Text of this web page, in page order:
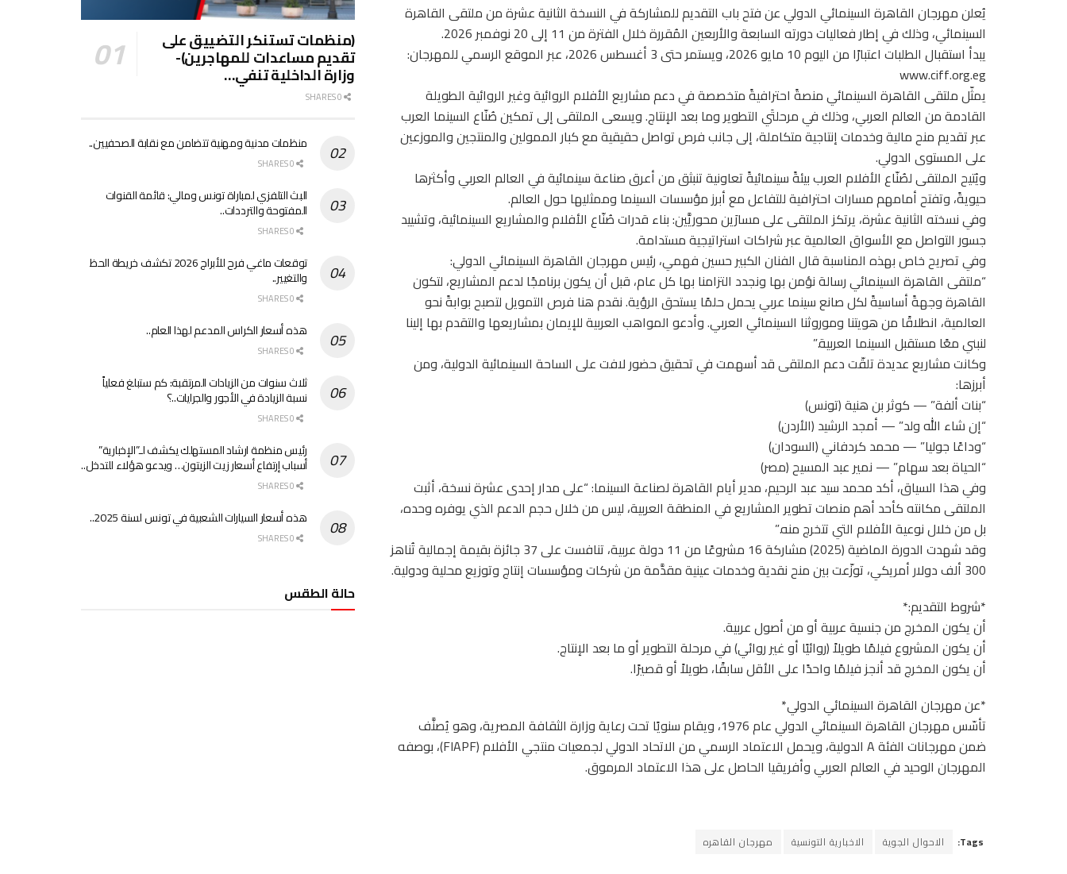
يُعلن مهرجان القاهرة السينمائي الدولي عن فتح باب التقديم للمشاركة في النسخة الثانية عشرة من ملتقى القاهرة
السينمائي، وذلك في إطار فعاليات دورته السابعة والأربعين المُقررة خلال الفترة من 11 إلى 20 نوفمبر 2026.
يبدأ استقبال الطلبات اعتبارًا من اليوم 10 مايو 2026، ويستمر حتى 3 أغسطس 2026، عبر الموقع الرسمي للمهرجان:
www.ciff.org.eg
يمثّل ملتقى القاهرة السينمائي منصةً احترافيةً متخصصة في دعم مشاريع الأفلام الروائية وغير الروائية الطويلة
القادمة من العالم العربي، وذلك في مرحلتَي التطوير وما بعد الإنتاج. ويسعى الملتقى إلى تمكين صُنّاع السينما العرب
عبر تقديم منح مالية وخدمات إنتاجية متكاملة، إلى جانب فرص تواصل حقيقية مع كبار الممولين والمنتجين والموزعين
على المستوى الدولي.
ويُتيح الملتقى لصُنّاع الأفلام العرب بيئةً سينمائيةً تعاونية تنبثق من أعرق صناعة سينمائية في العالم العربي وأكثرها
حيويةً، وتفتح أمامهم مسارات احترافية للتفاعل مع أبرز مؤسسات السينما وممثليها حول العالم.
وفي نسخته الثانية عشرة، يرتكز الملتقى على مسارَين محوريَّين: بناء قدرات صُنّاع الأفلام والمشاريع السينمائية، وتشييد
جسور التواصل مع الأسواق العالمية عبر شراكات استراتيجية مستدامة.
وفي تصريح خاص بهذه المناسبة قال الفنان الكبير حسين فهمي، رئيس مهرجان القاهرة السينمائي الدولي:
“ملتقى القاهرة السينمائي رسالة نؤمن بها ونجدد التزامنا بها كل عام، قبل أن يكون برنامجًا لدعم المشاريع، لتكون
القاهرة وجهةً أساسيةً لكل صانع سينما عربي يحمل حلمًا يستحق الرؤية. نقدم هنا فرص التمويل لتصبح بوابةً نحو
العالمية، انطلاقًا من هويتنا وموروثنا السينمائي العربي. وأدعو المواهب العربية للإيمان بمشاريعها والتقدم بها إلينا
لنبني معًا مستقبل السينما العربية.”
وكانت مشاريع عديدة تلقّت دعم الملتقى قد أسهمت في تحقيق حضور لافت على الساحة السينمائية الدولية، ومن
أبرزها:
“بنات ألفة” — كوثر بن هنية (تونس)
“إن شاء الله ولد” — أمجد الرشيد (الأردن)
“وداعًا جوليا” — محمد كردفاني (السودان)
“الحياة بعد سهام” — نمير عبد المسيح (مصر)
وفي هذا السياق، أكد محمد سيد عبد الرحيم، مدير أيام القاهرة لصناعة السينما: “على مدار إحدى عشرة نسخة، أثبت
الملتقى مكانته كأحد أهم منصات تطوير المشاريع في المنطقة العربية، ليس من خلال حجم الدعم الذي يوفره وحده،
بل من خلال نوعية الأفلام التي تتخرج منه.”
وقد شهدت الدورة الماضية (2025) مشاركة 16 مشروعًا من 11 دولة عربية، تنافست على 37 جائزة بقيمة إجمالية تُناهز
300 ألف دولار أمريكي، توزّعت بين منح نقدية وخدمات عينية مقدَّمة من شركات ومؤسسات إنتاج وتوزيع محلية ودولية.
*شروط التقديم:*
أن يكون المخرج من جنسية عربية أو من أصول عربية.
أن يكون المشروع فيلمًا طويلاً (روائيًا أو غير روائي) في مرحلة التطوير أو ما بعد الإنتاج.
أن يكون المخرج قد أنجز فيلمًا واحدًا على الأقل سابقًا، طويلاً أو قصيرًا.
*عن مهرجان القاهرة السينمائي الدولي*
تأسّس مهرجان القاهرة السينمائي الدولي عام 1976، ويقام سنويًا تحت رعاية وزارة الثقافة المصرية، وهو يُصنَّف
ضمن مهرجانات الفئة A الدولية، ويحمل الاعتماد الرسمي من الاتحاد الدولي لجمعيات منتجي الأفلام (FIAPF)، بوصفه
المهرجان الوحيد في العالم العربي وأفريقيا الحاصل على هذا الاعتماد المرموق.
Tags: الاحوال الجوية الاخبارية التونسية مهرجان القاهره
(منظمات تستنكر التضييق على
تقديم مساعدات للمهاجرين)-
وزارة الداخلية تنفي…
منظمات مدنية ومهنية تتضامن مع نقابة الصحفيين..
البث التلفزي لمباراة تونس ومالي: قائمة القنوات
المفتوحة والترددات..
توقعات ماغي فرح للأبراج 2026 تكشف خريطة الحظ
والتغيير..
هذه أسعار الكراس المدعم لهذا العام..
ثلاث سنوات من الزيادات المرتقبة: كم ستبلغ فعلياً
نسبة الزيادة في الأجور والجرايات..؟
رئيس منظمة ارشاد المستهلك يكشف لـ”الإخبارية”
أسباب إرتفاع أسعار زيت الزيتون… ويدعو هؤلاء للتدخل..
هذه أسعار السيارات الشعبية في تونس لسنة 2025..
حالة الطقس